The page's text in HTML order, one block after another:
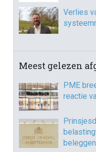
Verlies
Meest gelezen
PME
reactie